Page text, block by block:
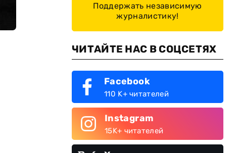
Поддержать независимую
журналистику!
ЧИТАЙТЕ НАС В СОЦСЕТЯХ
Facebook
110 K+ читателей
Instagram
15K+ читателей